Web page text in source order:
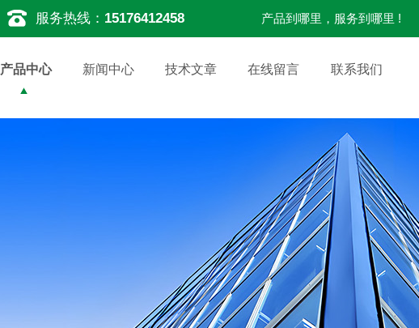
服务热线： 15176412458 产品到哪里，服务到哪里 !
产品中心 新闻中心 技术文章 在线留言 联系我们